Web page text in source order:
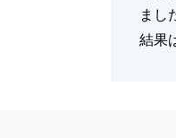
まし
結果